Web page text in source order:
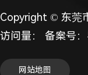
Copyright © 东莞
访问量：
备案号：
网站地图